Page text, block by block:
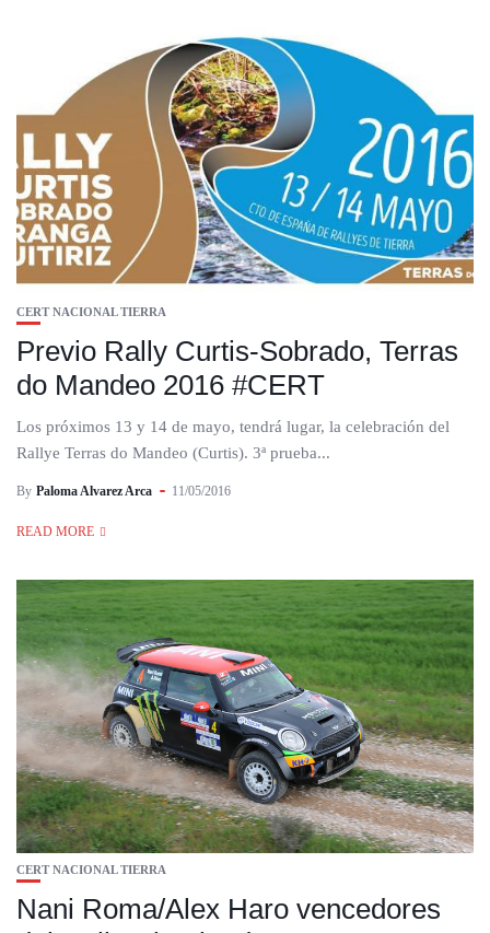
CERT NACIONAL TIERRA
Previo Rally Curtis-Sobrado, Terras
do Mandeo 2016 #CERT
Los próximos 13 y 14 de mayo, tendrá lugar, la celebración del
Rallye Terras do Mandeo (Curtis). 3ª prueba...
By Paloma Alvarez Arca 11/05/2016
READ MORE
CERT NACIONAL TIERRA
Nani Roma/Alex Haro vencedores